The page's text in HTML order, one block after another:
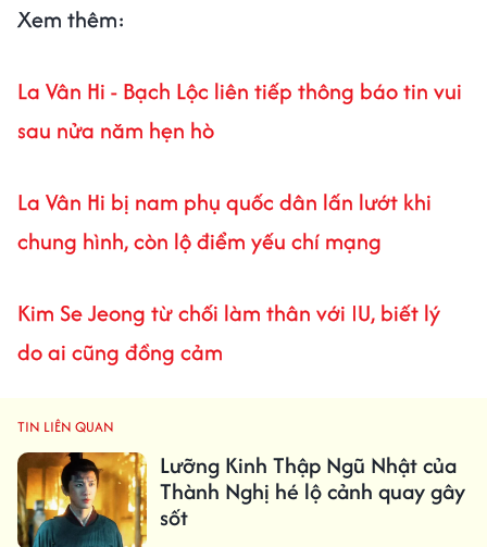
Xem thêm:
La Vân Hi - Bạch Lộc liên tiếp thông báo tin vui
sau nửa năm hẹn hò
La Vân Hi bị nam phụ quốc dân lấn lướt khi
chung hình, còn lộ điểm yếu chí mạng
Kim Se Jeong từ chối làm thân với IU, biết lý
do ai cũng đồng cảm
TIN LIÊN QUAN
Lưỡng Kinh Thập Ngũ Nhật của
Thành Nghị hé lộ cảnh quay gây
sốt